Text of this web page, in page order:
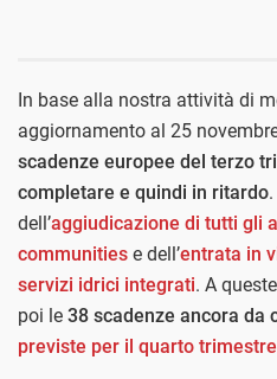
In base alla nostra attività di
aggiornamento al 25
scadenze europee del terzo
completare e quindi in ritardo
dell’aggiudicazione di tutti gli
communities e dell’entrata in
servizi idrici integrati. A
poi le 38 scadenze ancora da
previste per il quarto trimestre